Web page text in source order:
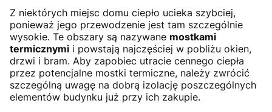
Z niektórych miejsc domu ciepło ucieka szybciej,
ponieważ jego przewodzenie jest tam szczególnie
wysokie. Te obszary są nazywane mostkami
termicznymi i powstają najczęściej w pobliżu okien,
drzwi i bram. Aby zapobiec utracie cennego ciepła
przez potencjalne mostki termiczne, należy zwrócić
szczególną uwagę na dobrą izolację poszczególnych
elementów budynku już przy ich zakupie.